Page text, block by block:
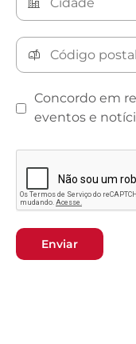
Concordo em
eventos e
Enviar